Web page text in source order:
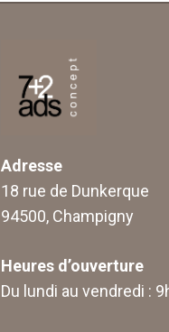
Adresse
18 rue de Dunkerque
94500, Champigny
Heures d’ouverture
Du lundi au vendredi :